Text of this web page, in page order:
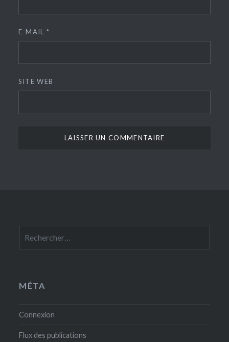
E-MAIL *
SITE WEB
MÉTA
Connexion
Flux des publications